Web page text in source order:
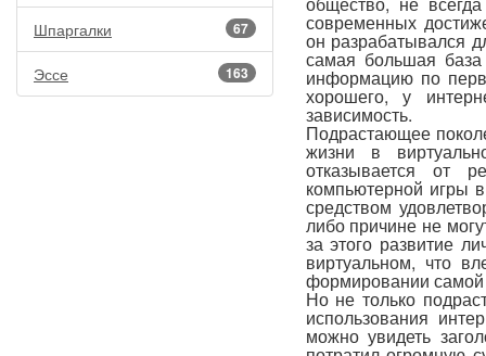
67
Шпаргалки
163
Эссе
современных
он разрабатывался
самая большая
информацию по
хорошего, у
зависимость.
Подрастающее
жизни в
отказывается от
компьютерной игры
средством
либо причине не
за этого развитие
виртуальном, что
формировании самой
Но не только
использования
можно увидеть